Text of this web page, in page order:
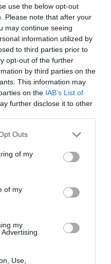
use the below opt-out
Please note that after your
may continue seeing
information utilized by
to third parties prior to
opt-out of the further
by third parties on the
This information may
on the IAB’s List of
further disclose it to other
uses one or more Google
You may click to
its third-party tags to
purposes in below Google
Outs
of my
of my
my
Use,
ΚΑΚΟΎ*
σχέδια για την
είναι να βγει κι
η πρωτιά στις
ΤΟΥ Ν. ΠΑΡΑΣΚΕΥΑ